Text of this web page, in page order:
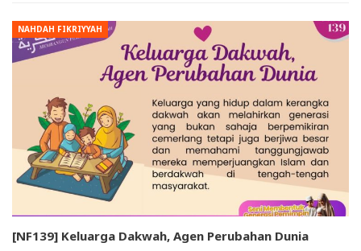
NAHDAH FIKRIYYAH
[NF139] Keluarga Dakwah, Agen Perubahan Dunia